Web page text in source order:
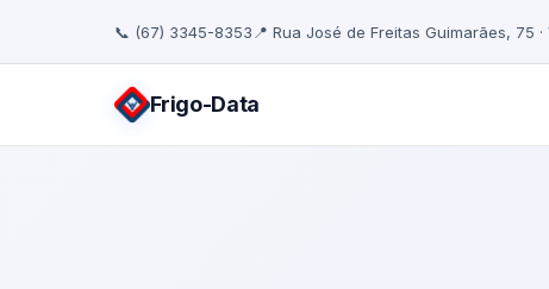
📞 (67) 3345-8353 📍 Rua José de Freitas Guimarães, 75
Frigo-Data